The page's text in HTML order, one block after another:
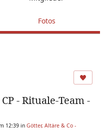
Fotos
- Rituale-Team -
12:39 in Götter, Altäre & Co -